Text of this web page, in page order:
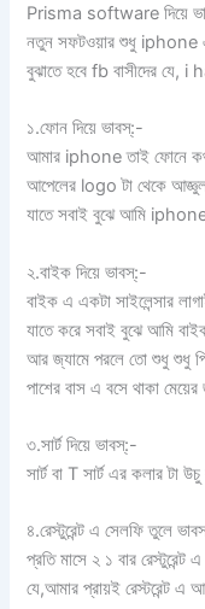
Prisma software দিয়ে
নতুন সফটওয়ার শুধু iphone
বুঝাতে হবে fb বাসীদের
১.ফোন দিয়ে ভাবস্:-
আমার iphone তাই ফোনে
আপেলের logo টা থেকে
যাতে সবাই বুঝে আমি
২.বাইক দিয়ে ভাবস্:-
বাইক এ একটা সাইলেন্সার
যাতে করে সবাই বুঝে আমি
আর জ্যামে পরলে তো শুধু শুধু
পাশের বাস এ বসে থাকা
৩.সার্ট দিয়ে ভাবস্:-
সার্ট বা T সার্ট এর কলার টা
৪.রেস্টুরেন্ট এ সেলফি তুলে
প্রতি মাসে ২ ১ বার
যে,আমার প্রায়ই রেস্টরেন্ট এ